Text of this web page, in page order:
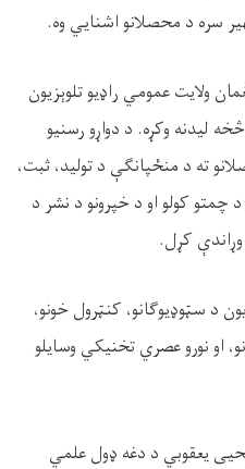
سره د محصلانو اشنایي وه.
ولایت عمومي راډیو تلوېزیون
لیدنه وکړه. د دواړو رسنیو
ته د منځپانګې د تولید، ثبت،
د چمتو کولو او د خپرونو د نشر د
کړل.
د سټوډیوګانو، کنټرول خونو،
او نورو عصري تخنیکي وسایلو
یعقوبي د دغه ډول علمي